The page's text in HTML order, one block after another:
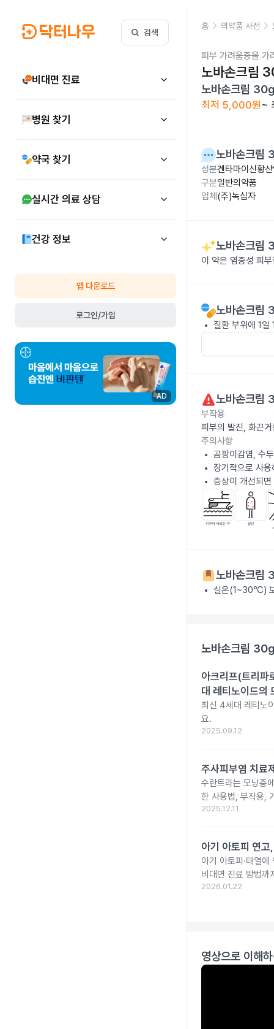
검색
비대면 진료
병원 찾기
약국 찾기
실시간 의료 상담
건강 정보
앱 다운로드
로그인/가입
AD
홈 의약품 사전
피부 가려움증을 가
노바손크림
노바손크림
최저 5,000원 ~
노바손크림
성분겐타마이신황
구분일반의약품
업체 (주)녹십자
노바손크림
이 약은 염증성 피
노바손크림
질환 부위에 1
노바손크림
부작용
피부의 발진, 화끈
주의사항
곰팡이감염, 수
장기적으로 사
증상이 개선되
노바손크림
실온(1~30℃)
노바손크림
아크리프(트리파
대 레티노이드의
최신 4세대 레티노
요.
2025.09.12
주사피부염 치료
수란트라는 모낭충
한 사용법, 부작용,
2025.12.11
아기 아토피 연
아기 아토피·태열
비대면 진료 방법까
2026.01.22
영상으로 이해